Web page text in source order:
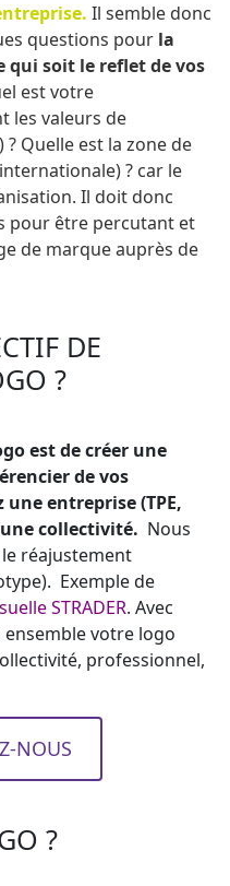
Il semble donc
questions pour la
qui soit le reflet de vos
est votre
les valeurs de
Quelle est la zone de
? car le
Il doit donc
pour être percutant et
de marque auprès de
DE
?
est de créer une
de vos
entreprise (TPE,
collectivité. Nous
réajustement
Exemple de
STRADER. Avec
votre logo
professionnel,
NOUS
?